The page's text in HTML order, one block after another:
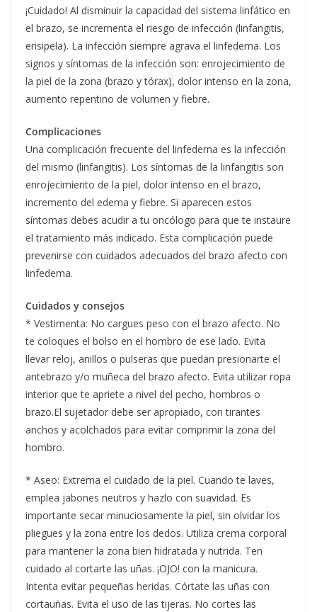
¡Cuidado! Al disminuir la capacidad del sistema linfático en
el brazo, se incrementa el riesgo de infección (linfangitis,
erisipela). La infección siempre agrava el linfedema. Los
signos y síntomas de la infección son: enrojecimiento de
la piel de la zona (brazo y tórax), dolor intenso en la zona,
aumento repentino de volumen y fiebre.
Complicaciones
Una complicación frecuente del linfedema es la infección
del mismo (linfangitis). Los síntomas de la linfangitis son
enrojecimiento de la piel, dolor intenso en el brazo,
incremento del edema y fiebre. Si aparecen estos
síntomas debes acudir a tu oncólogo para que te instaure
el tratamiento más indicado. Esta complicación puede
prevenirse con cuidados adecuados del brazo afecto con
linfedema.
Cuidados y consejos
* Vestimenta: No cargues peso con el brazo afecto. No
te coloques el bolso en el hombro de ese lado. Evita
llevar reloj, anillos o pulseras que puedan presionarte el
antebrazo y/o muñeca del brazo afecto. Evita utilizar ropa
interior que te apriete a nivel del pecho, hombros o
brazo.El sujetador debe ser apropiado, con tirantes
anchos y acolchados para evitar comprimir la zona del
hombro.
* Aseo: Extrema el cuidado de la piel. Cuando te laves,
emplea jabones neutros y hazlo con suavidad. Es
importante secar minuciosamente la piel, sin olvidar los
pliegues y la zona entre los dedos. Utiliza crema corporal
para mantener la zona bien hidratada y nutrida. Ten
cuidado al cortarte las uñas. ¡OJO! con la manicura.
Intenta evitar pequeñas heridas. Córtate las uñas con
cortauñas. Evita el uso de las tijeras. No cortes las